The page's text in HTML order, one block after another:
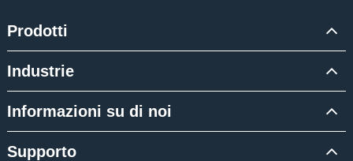
Prodotti
Industrie
Informazioni su di noi
Supporto